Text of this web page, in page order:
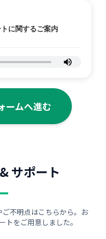
に関するご案内
ームへ進む
サポート
不明点はこちらから。お
トをご用意しました。